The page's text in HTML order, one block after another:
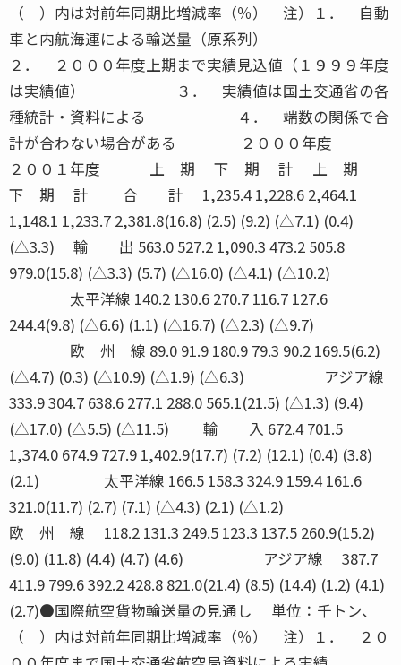
（ ）内は対前年同期比増減率（％） 注）１． 自動
車と内航海運による輸送量（原系列）
２． ２０００年度上期まで実績見込値（１９９９年度
は実績値） ３． 実績値は国土交通省の各
種統計・資料による ４． 端数の関係で合
計が合わない場合がある ２０００年度
２００１年度 上 期 下 期 計 上 期
下 期 計 合 計 1,235.4 1,228.6 2,464.1
1,148.1 1,233.7 2,381.8(16.8) (2.5) (9.2) (△7.1) (0.4)
(△3.3) 輸 出 563.0 527.2 1,090.3 473.2 505.8
979.0(15.8) (△3.3) (5.7) (△16.0) (△4.1) (△10.2)
太平洋線 140.2 130.6 270.7 116.7 127.6
244.4(9.8) (△6.6) (1.1) (△16.7) (△2.3) (△9.7)
欧 州 線 89.0 91.9 180.9 79.3 90.2 169.5(6.2)
(△4.7) (0.3) (△10.9) (△1.9) (△6.3) アジア線
333.9 304.7 638.6 277.1 288.0 565.1(21.5) (△1.3) (9.4)
(△17.0) (△5.5) (△11.5) 輸 入 672.4 701.5
1,374.0 674.9 727.9 1,402.9(17.7) (7.2) (12.1) (0.4) (3.8)
(2.1) 太平洋線 166.5 158.3 324.9 159.4 161.6
321.0(11.7) (2.7) (7.1) (△4.3) (2.1) (△1.2)
欧 州 線 118.2 131.3 249.5 123.3 137.5 260.9(15.2)
(9.0) (11.8) (4.4) (4.7) (4.6) アジア線 387.7
411.9 799.6 392.2 428.8 821.0(21.4) (8.5) (14.4) (1.2) (4.1)
(2.7)●国際航空貨物輸送量の見通し 単位：千トン、
（ ）内は対前年同期比増減率（％） 注）１． ２０